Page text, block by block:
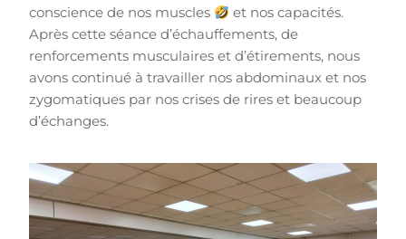
conscience de nos muscles
et nos capacités.
Après cette séance d’échauffements, de
renforcements musculaires et d’étirements, nous
avons continué à travailler nos abdominaux et nos
zygomatiques par nos crises de rires et beaucoup
d’échanges.